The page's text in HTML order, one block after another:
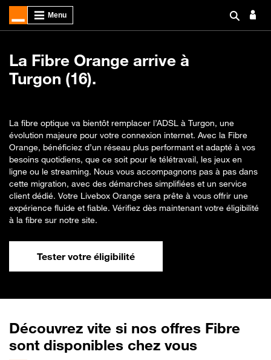
La Fibre Orange arrive à
Turgon (16).
La fibre optique va bientôt remplacer l’ADSL à Turgon, une
évolution majeure pour votre connexion internet. Avec la Fibre
Orange, bénéficiez d’un réseau plus performant et adapté à vos
besoins quotidiens, que ce soit pour le télétravail, les jeux en
ligne ou le streaming. Nous vous accompagnons pas à pas dans
cette migration, avec des démarches simplifiées et un service
client dédié. Votre Livebox Orange sera prête à vous offrir une
expérience fluide et fiable. Vérifiez dès maintenant votre éligibilité
à la fibre sur notre site.
Tester votre éligibilité
Découvrez vite si nos offres Fibre
sont disponibles chez vous